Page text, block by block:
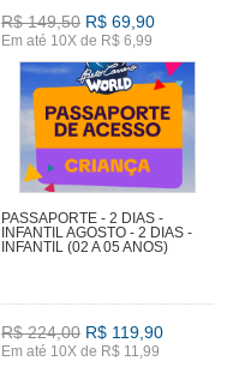
R$ 149,50 R$ 69,90
Em até 10X de R$ 6,99
PASSAPORTE - 2 DIAS -
INFANTIL AGOSTO - 2 DIAS -
INFANTIL (02 A 05 ANOS)
R$ 224,00 R$ 119,90
Em até 10X de R$ 11,99